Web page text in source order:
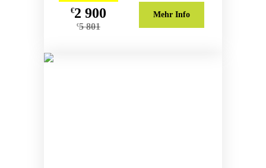
€2 900
€5 801
Mehr Info